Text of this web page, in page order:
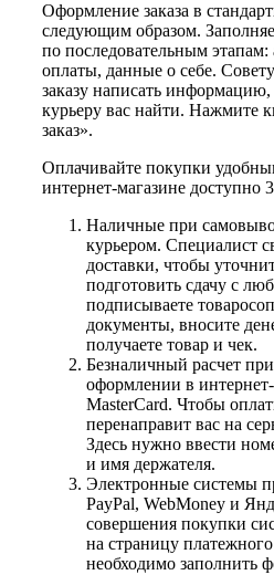
Оформление заказа в
следующим образом.
по последовательным этапам:
оплаты, данные о себе.
заказу написать
курьеру вас найти. Нажмите
заказ».
Оплачивайте покупки
интернет-магазине доступно
Наличные при
курьером. Специалист
доставки, чтобы
подготовить сдачу с
подписываете
документы, вносите
получаете товар и чек.
Безналичный расчет
оформлении в
MasterCard. Чтобы
перенаправит вас на
Здесь нужно ввести
и имя держателя.
Электронные системы
PayPal, WebMoney и
совершения покупки
на страницу
необходимо заполнить